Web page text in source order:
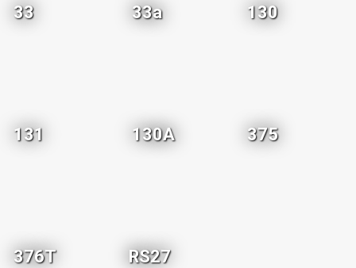
33 33a 130
131 130A 375
376T RS27